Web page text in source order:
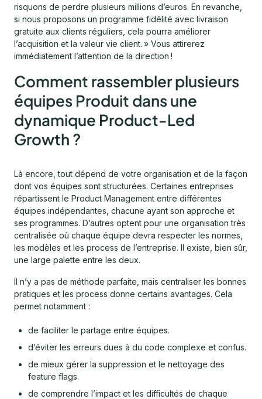
risquons de perdre plusieurs millions d’euros. En revanche,
si nous proposons un programme fidélité avec livraison
gratuite aux clients réguliers, cela pourra améliorer
l’acquisition et la valeur vie client. » Vous attirerez
immédiatement l’attention de la direction !
Comment rassembler plusieurs
équipes Produit dans une
dynamique Product-Led
Growth ?
Là encore, tout dépend de votre organisation et de la façon
dont vos équipes sont structurées. Certaines entreprises
répartissent le Product Management entre différentes
équipes indépendantes, chacune ayant son approche et
ses programmes. D’autres optent pour une organisation très
centralisée où chaque équipe devra respecter les normes,
les modèles et les process de l’entreprise. Il existe, bien sûr,
une large palette entre les deux.
Il n’y a pas de méthode parfaite, mais centraliser les bonnes
pratiques et les process donne certains avantages. Cela
permet notamment :
de faciliter le partage entre équipes.
d’éviter les erreurs dues à du code complexe et confus.
de mieux gérer la suppression et le nettoyage des
feature flags.
de comprendre l’impact et les difficultés de chaque